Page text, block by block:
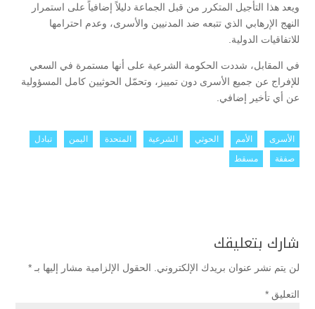
ويعد هذا التأجيل المتكرر من قبل الجماعة دليلاً إضافياً على استمرار
النهج الإرهابي الذي تتبعه ضد المدنيين والأسرى، وعدم احترامها
للاتفاقيات الدولية.
في المقابل، شددت الحكومة الشرعية على أنها مستمرة في السعي
للإفراج عن جميع الأسرى دون تمييز، وتحمّل الحوثيين كامل المسؤولية
عن أي تأخير إضافي.
الأسرى الأمم الحوثي الشرعية المتحدة اليمن
تبادل
صفقة
مسقط
شارك بتعليقك
لن يتم نشر عنوان بريدك الإلكتروني. الحقول الإلزامية مشار إليها بـ *
التعليق *